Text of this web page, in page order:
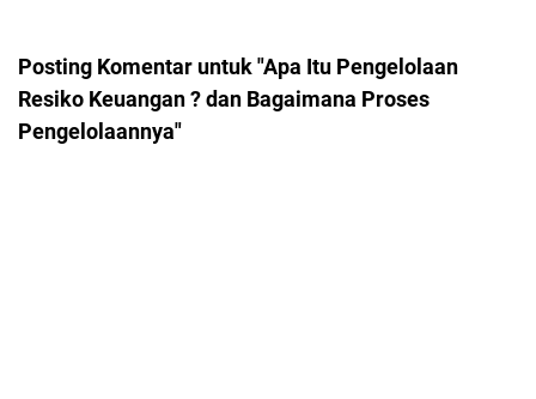
Posting Komentar untuk "Apa Itu Pengelolaan
Resiko Keuangan ? dan Bagaimana Proses
Pengelolaannya"